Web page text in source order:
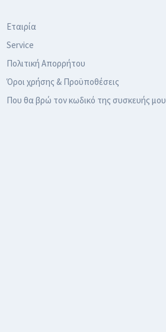
Εταιρία
Service
Πολιτική Απορρήτου
Όροι χρήσης & Προϋποθέσεις
Που θα βρώ τον κωδικό της συσκευής μου